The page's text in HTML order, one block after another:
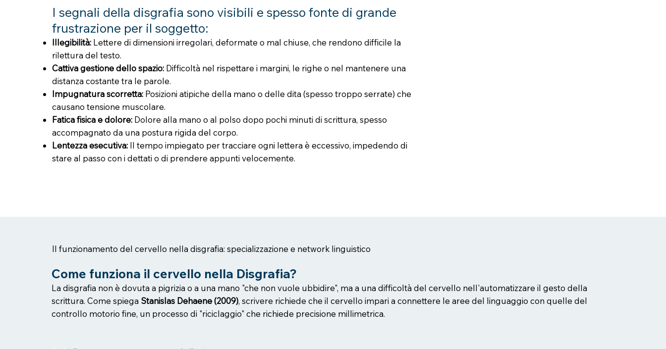
I segnali della disgrafia sono visibili e spesso fonte di grande
frustrazione per il soggetto:
Illegibilità: Lettere di dimensioni irregolari, deformate o mal chiuse, che rendono difficile la
rilettura del testo.
Cattiva gestione dello spazio: Difficoltà nel rispettare i margini, le righe o nel mantenere una
distanza costante tra le parole.
Impugnatura scorretta: Posizioni atipiche della mano o delle dita (spesso troppo serrate) che
causano tensione muscolare.
Fatica fisica e dolore: Dolore alla mano o al polso dopo pochi minuti di scrittura, spesso
accompagnato da una postura rigida del corpo.
Lentezza esecutiva: Il tempo impiegato per tracciare ogni lettera è eccessivo, impedendo di
stare al passo con i dettati o di prendere appunti velocemente.
Il funzionamento del cervello nella disgrafia: specializzazione e network linguistico
Come funziona il cervello nella Disgrafia?
La disgrafia non è dovuta a pigrizia o a una mano "che non vuole ubbidire", ma a una difficoltà del cervello nell'automatizzare il gesto della
scrittura. Come spiega Stanislas Dehaene (2009), scrivere richiede che il cervello impari a connettere le aree del linguaggio con quelle del
controllo motorio fine, un processo di "riciclaggio" che richiede precisione millimetrica.